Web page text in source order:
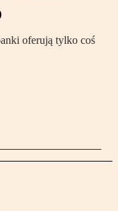
oferują tylko coś